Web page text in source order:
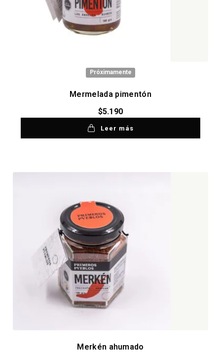
Próximamente
Mermelada pimentón
$5.190
Leer más
Merkén ahumado